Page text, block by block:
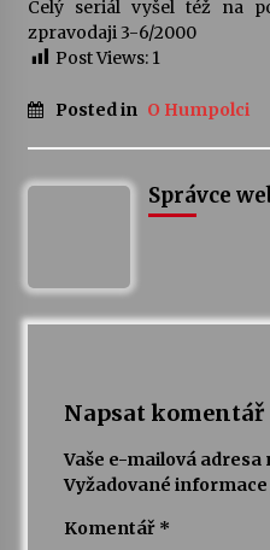
Celý seriál vyšel též na
zpravodaji 3-6/2000
Post Views: 1
Posted in O Humpolci
Správce
Napsat komentář
Vaše e-mailová adresa
Vyžadované
Komentář *